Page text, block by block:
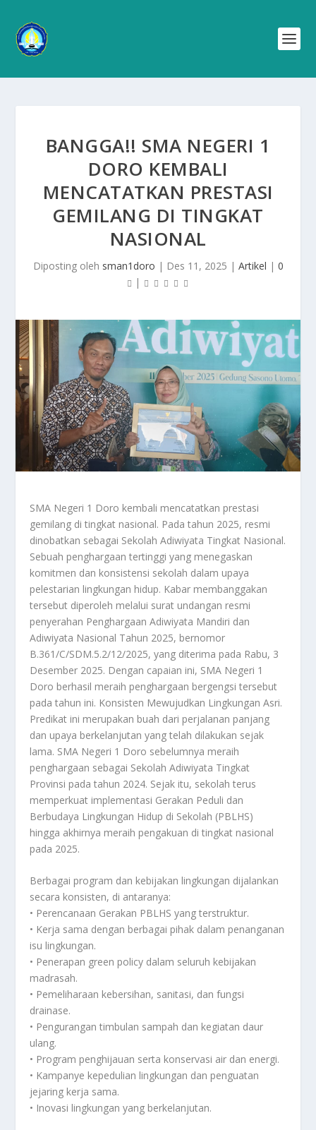
BANGGA!! SMA NEGERI 1
DORO KEMBALI
MENCATATKAN PRESTASI
GEMILANG DI TINGKAT
NASIONAL
Diposting oleh sman1doro | Des 11, 2025 | Artikel | 0
|
SMA Negeri 1 Doro kembali mencatatkan prestasi
gemilang di tingkat nasional. Pada tahun 2025, resmi
dinobatkan sebagai Sekolah Adiwiyata Tingkat Nasional.
Sebuah penghargaan tertinggi yang menegaskan
komitmen dan konsistensi sekolah dalam upaya
pelestarian lingkungan hidup. Kabar membanggakan
tersebut diperoleh melalui surat undangan resmi
penyerahan Penghargaan Adiwiyata Mandiri dan
Adiwiyata Nasional Tahun 2025, bernomor
B.361/C/SDM.5.2/12/2025, yang diterima pada Rabu, 3
Desember 2025. Dengan capaian ini, SMA Negeri 1
Doro berhasil meraih penghargaan bergengsi tersebut
pada tahun ini. Konsisten Mewujudkan Lingkungan Asri.
Predikat ini merupakan buah dari perjalanan panjang
dan upaya berkelanjutan yang telah dilakukan sejak
lama. SMA Negeri 1 Doro sebelumnya meraih
penghargaan sebagai Sekolah Adiwiyata Tingkat
Provinsi pada tahun 2024. Sejak itu, sekolah terus
memperkuat implementasi Gerakan Peduli dan
Berbudaya Lingkungan Hidup di Sekolah (PBLHS)
hingga akhirnya meraih pengakuan di tingkat nasional
pada 2025.
Berbagai program dan kebijakan lingkungan dijalankan
secara konsisten, di antaranya:
• Perencanaan Gerakan PBLHS yang terstruktur.
• Kerja sama dengan berbagai pihak dalam penanganan
isu lingkungan.
• Penerapan green policy dalam seluruh kebijakan
madrasah.
• Pemeliharaan kebersihan, sanitasi, dan fungsi
drainase.
• Pengurangan timbulan sampah dan kegiatan daur
ulang.
• Program penghijauan serta konservasi air dan energi.
• Kampanye kepedulian lingkungan dan penguatan
jejaring kerja sama.
• Inovasi lingkungan yang berkelanjutan.